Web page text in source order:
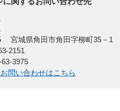
宮城県角田市角田字柳町35－1
2151
3975
問い合わせはこちら